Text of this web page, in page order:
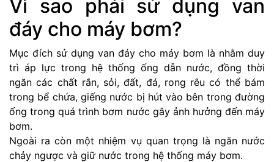
Vì sao phải sử dụng van
đáy cho máy bơm?
Mục đích sử dụng van đáy cho máy bơm là nhằm duy
trì áp lực trong hệ thống ống dẫn nước, đồng thời
ngăn các chất rắn, sỏi, đất, đá, rong rêu có thể bám
trong bể chứa, giếng nước bị hút vào bên trong đường
ống trong quá trình bơm nước gây ảnh hưởng đến máy
bơm.
Ngoài ra còn một nhiệm vụ quan trọng là ngăn nước
chảy ngược và giữ nước trong hệ thống máy bơm.